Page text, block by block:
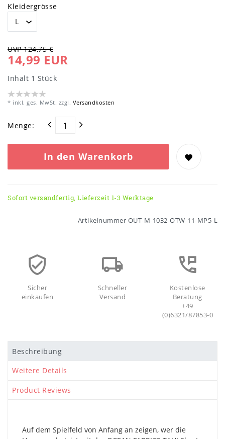
Kleidergrösse
UVP 124,75 €
14,99 EUR
Inhalt 1 Stück
* inkl. ges. MwSt. zzgl. Versandkosten
Menge:
In den Warenkorb
Sofort versandfertig, Lieferzeit 1-3 Werktage
Artikelnummer OUT-M-1032-OTW-11-MP5-L
Sicher
einkaufen
Schneller
Versand
Kostenlose
Beratung
+49
(0)6321/87853-0
Beschreibung
Weitere Details
Product Reviews
Auf dem Spielfeld von Anfang an zeigen, wer die